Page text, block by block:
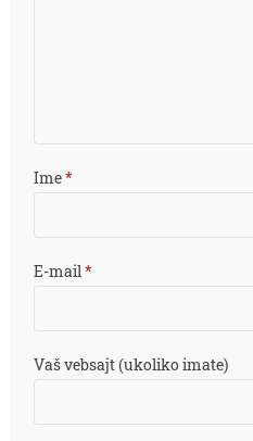
Ime*
E-mail*
Vaš vebsajt (ukoliko imate)